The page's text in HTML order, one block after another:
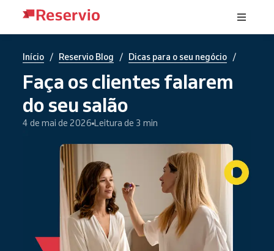
Início / Reservio Blog / Dicas para o seu negócio /
Faça os clientes falarem
do seu salão
4 de mai de 2026 Leitura de 3 min